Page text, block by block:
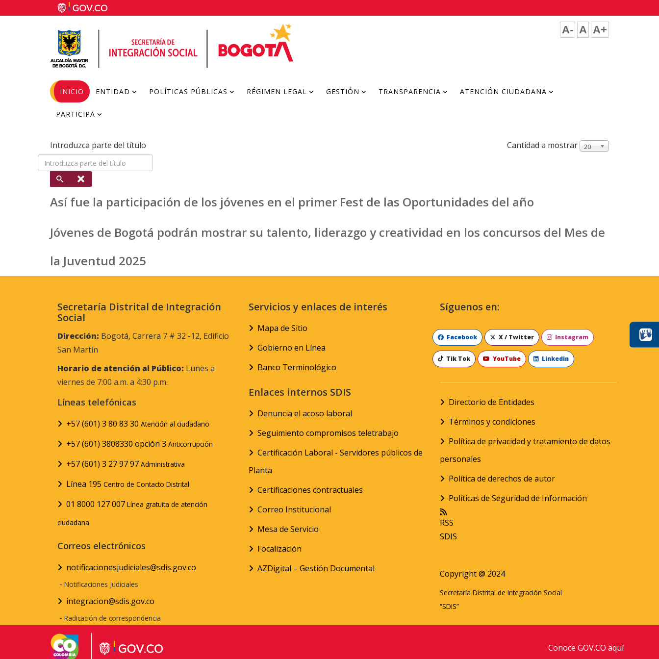
A- A A+
INICIO ENTIDAD POLÍTICAS PÚBLICAS RÉGIMEN LEGAL GESTIÓN TRANSPARENCIA ATENCIÓN CIUDADANA
PARTICIPA
Introduzca parte del título Cantidad a mostrar 20
Así fue la participación de los jóvenes en el primer Fest de las Oportunidades del año
Jóvenes de Bogotá podrán mostrar su talento, liderazgo y creatividad en los concursos del Mes de
la Juventud 2025
Secretaría Distrital de Integración
Social
Dirección: Bogotá, Carrera 7 # 32 -12, Edificio
San Martín
Horario de atención al Público: Lunes a
viernes de 7:00 a.m. a 4:30 p.m.
Líneas telefónicas
+57 (601) 3 80 83 30 Atención al ciudadano
+57 (601) 3808330 opción 3 Anticorrupción
+57 (601) 3 27 97 97 Administrativa
Línea 195 Centro de Contacto Distrital
01 8000 127 007 Línea gratuita de atención
ciudadana
Correos electrónicos
notificacionesjudiciales@sdis.gov.co
- Notificaciones Judiciales
integracion@sdis.gov.co
- Radicación de correspondencia
Servicios y enlaces de interés
Mapa de Sitio
Gobierno en Línea
Banco Terminológico
Enlaces internos SDIS
Denuncia el acoso laboral
Seguimiento compromisos teletrabajo
Certificación Laboral - Servidores públicos de
Planta
Certificaciones contractuales
Correo Institucional
Mesa de Servicio
Focalización
AZDigital – Gestión Documental
Síguenos en:
Facebook X / Twitter Instagram
Tik Tok YouTube Linkedin
Directorio de Entidades
Términos y condiciones
Política de privacidad y tratamiento de datos
personales
Política de derechos de autor
Políticas de Seguridad de Información
RSS
SDIS
Copyright @ 2024
Secretaría Distrital de Integración Social
“SDIS”
Conoce GOV.CO aquí